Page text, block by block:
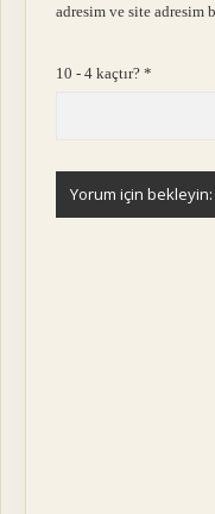
adresim ve site adresim
10 - 4 kaçtır?*